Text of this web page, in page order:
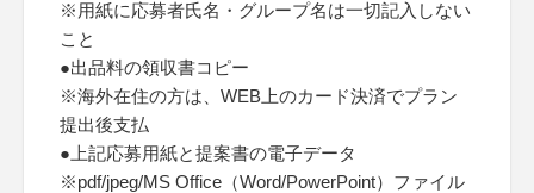
※用紙に応募者氏名・グループ名は一切記入しない
こと
●出品料の領収書コピー
※海外在住の方は、WEB上のカード決済でプラン
提出後支払
●上記応募用紙と提案書の電子データ
※pdf/jpeg/MS Office（Word/PowerPoint）ファイル